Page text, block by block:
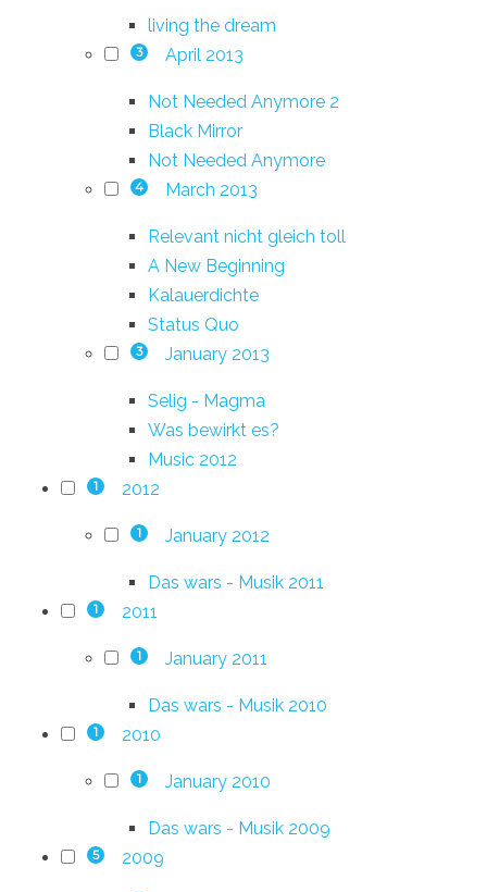
living the dream
3 April 2013
Not Needed Anymore 2
Black Mirror
Not Needed Anymore
4 March 2013
Relevant nicht gleich toll
A New Beginning
Kalauerdichte
Status Quo
3 January 2013
Selig - Magma
Was bewirkt es?
Music 2012
1 2012
1 January 2012
Das wars - Musik 2011
1 2011
1 January 2011
Das wars - Musik 2010
1 2010
1 January 2010
Das wars - Musik 2009
5 2009